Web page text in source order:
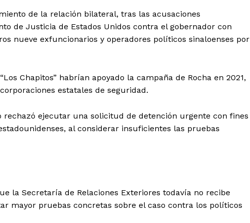
AHORA
de la relación bilateral, tras las acusaciones
de Justicia de Estados Unidos contra el gobernador con
nueve exfuncionarios y operadores políticos sinaloenses por
Chapitos” habrían apoyado la campaña de Rocha en 2021,
estatales de seguridad.
ejecutar una solicitud de detención urgente con fines
al considerar insuficientes las pruebas
la Secretaría de Relaciones Exteriores todavía no recibe
mayor pruebas concretas sobre el caso contra los políticos